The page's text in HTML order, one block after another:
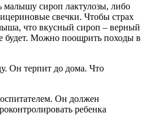
малышу сироп лактулозы, либо
свечки. Чтобы страх
что вкусный сироп – верный
будет. Можно поощрить походы в
Он терпит до дома. Что
Он должен
ребенка